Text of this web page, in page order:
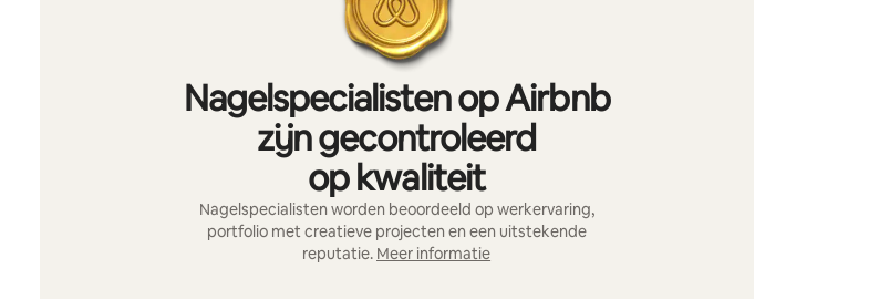
Nagelspecialisten op Airbnb
zijn gecontroleerd
op kwaliteit
Nagelspecialisten worden beoordeeld op werkervaring,
portfolio met creatieve projecten en een uitstekende
reputatie. Meer informatie